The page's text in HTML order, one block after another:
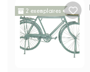
2 exemplaires